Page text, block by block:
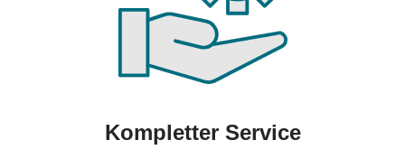
Kompletter Service